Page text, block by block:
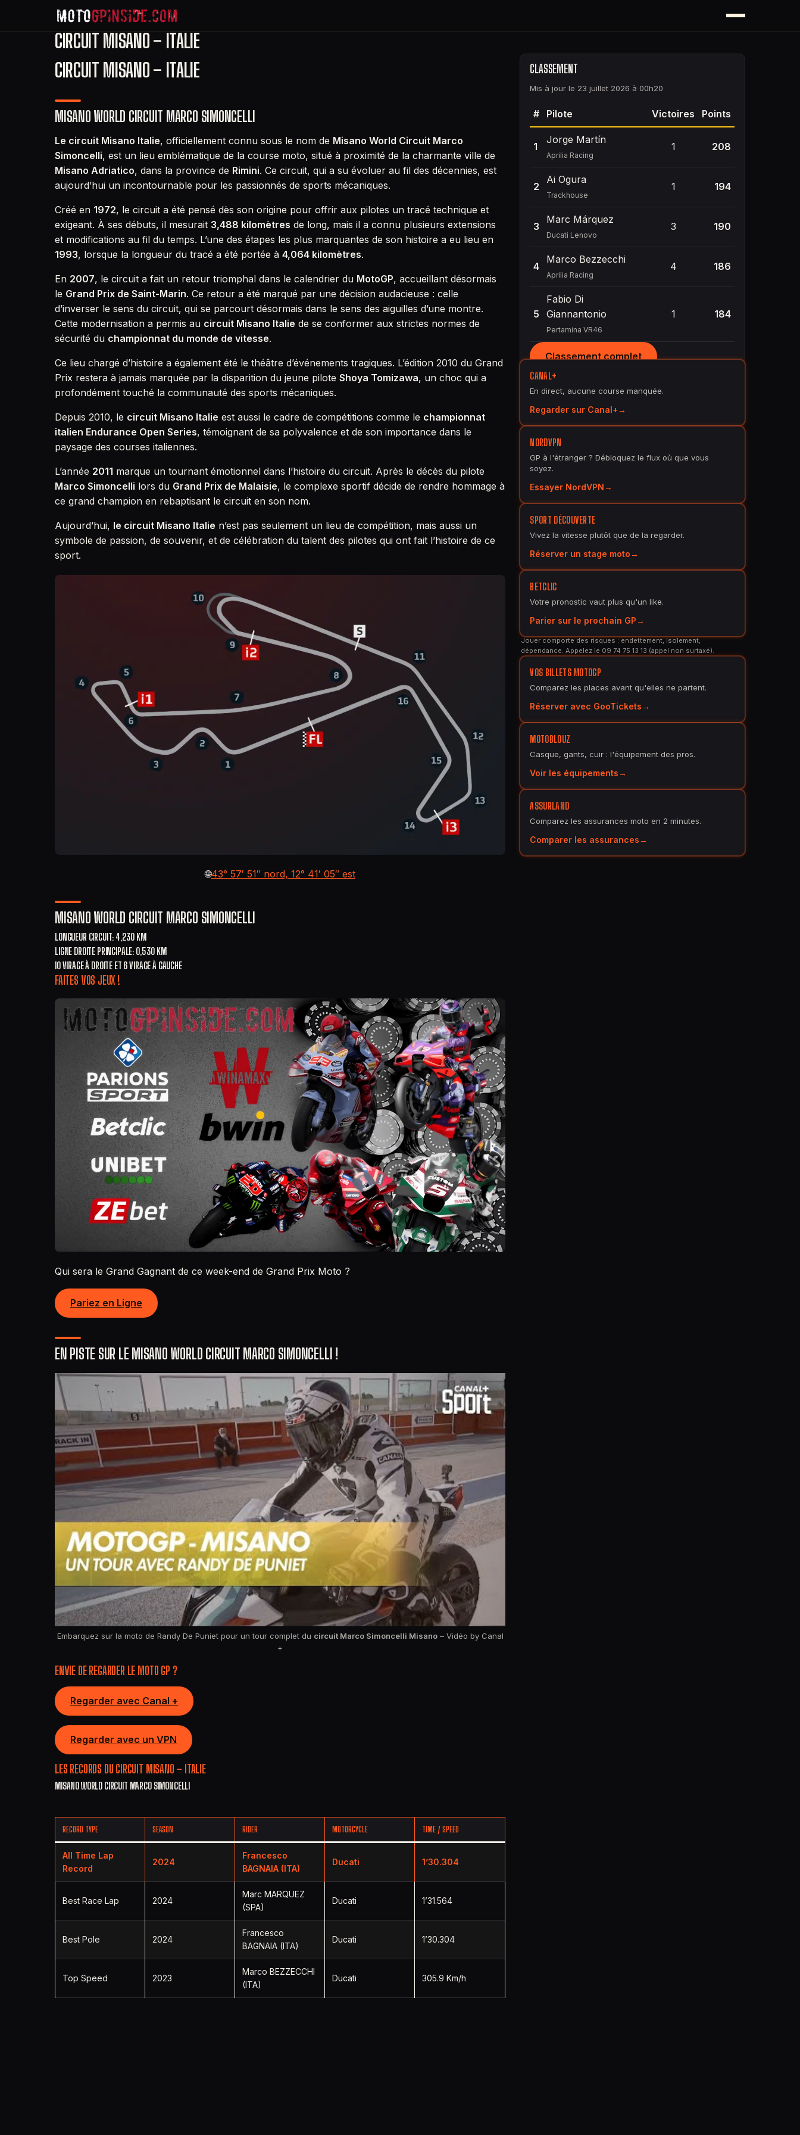
CIRCUIT MISANO – ITALIE
CIRCUIT MISANO – ITALIE
MISANO WORLD CIRCUIT MARCO SIMONCELLI
Le circuit Misano Italie, officiellement connu sous le nom de Misano World Circuit Marco
Simoncelli, est un lieu emblématique de la course moto, situé à proximité de la charmante ville de
Misano Adriatico, dans la province de Rimini. Ce circuit, qui a su évoluer au fil des décennies, est
aujourd’hui un incontournable pour les passionnés de sports mécaniques.
Créé en 1972, le circuit a été pensé dès son origine pour offrir aux pilotes un tracé technique et
exigeant. À ses débuts, il mesurait 3,488 kilomètres de long, mais il a connu plusieurs extensions
et modifications au fil du temps. L’une des étapes les plus marquantes de son histoire a eu lieu en
1993, lorsque la longueur du tracé a été portée à 4,064 kilomètres.
En 2007, le circuit a fait un retour triomphal dans le calendrier du MotoGP, accueillant désormais
le Grand Prix de Saint-Marin. Ce retour a été marqué par une décision audacieuse : celle
d’inverser le sens du circuit, qui se parcourt désormais dans le sens des aiguilles d’une montre.
Cette modernisation a permis au circuit Misano Italie de se conformer aux strictes normes de
sécurité du championnat du monde de vitesse.
Ce lieu chargé d’histoire a également été le théâtre d’événements tragiques. L’édition 2010 du Grand
Prix restera à jamais marquée par la disparition du jeune pilote Shoya Tomizawa, un choc qui a
profondément touché la communauté des sports mécaniques.
Depuis 2010, le circuit Misano Italie est aussi le cadre de compétitions comme le championnat
italien Endurance Open Series, témoignant de sa polyvalence et de son importance dans le
paysage des courses italiennes.
L’année 2011 marque un tournant émotionnel dans l’histoire du circuit. Après le décès du pilote
Marco Simoncelli lors du Grand Prix de Malaisie, le complexe sportif décide de rendre hommage à
ce grand champion en rebaptisant le circuit en son nom.
Aujourd’hui, le circuit Misano Italie n’est pas seulement un lieu de compétition, mais aussi un
symbole de passion, de souvenir, et de célébration du talent des pilotes qui ont fait l’histoire de ce
sport.
🌐43° 57′ 51″ nord, 12° 41′ 05″ est
MISANO WORLD CIRCUIT MARCO SIMONCELLI
LONGUEUR CIRCUIT: 4,230 KM
LIGNE DROITE PRINCIPALE: 0,530 KM
10 VIRAGE À DROITE ET 6 VIRAGE À GAUCHE
FAITES VOS JEUX !
Qui sera le Grand Gagnant de ce week-end de Grand Prix Moto ?
Pariez en Ligne
EN PISTE SUR LE MISANO WORLD CIRCUIT MARCO SIMONCELLI !
Embarquez sur la moto de Randy De Puniet pour un tour complet du circuit Marco Simoncelli Misano– Vidéo by Canal
+
ENVIE DE REGARDER LE MOTO GP ?
Regarder avec Canal +
Regarder avec un VPN
LES RECORDS DU CIRCUIT MISANO – ITALIE
MISANO WORLD CIRCUIT MARCO SIMONCELLI
RECORD TYPE SEASON RIDER MOTORCYCLE TIME / SPEED
All Time Lap
Record
2024
Francesco
BAGNAIA (ITA)
Ducati 1’30.304
Best Race Lap 2024
Marc MARQUEZ
(SPA)
Ducati 1’31.564
Best Pole 2024
Francesco
BAGNAIA (ITA)
Ducati 1’30.304
Top Speed 2023
Marco BEZZECCHI
(ITA)
Ducati 305.9 Km/h
CLASSEMENT
Mis à jour le 23 juillet 2026 à 00h20
# Pilote Victoires Points
1
Jorge Martín
Aprilia Racing
1 208
2
Ai Ogura
Trackhouse
1 194
3
Marc Márquez
Ducati Lenovo
3 190
4
Marco Bezzecchi
Aprilia Racing
4 186
5
Fabio Di
Giannantonio
Pertamina VR46
1 184
Classement complet
CANAL+
En direct, aucune course manquée.
Regarder sur Canal+
NORDVPN
GP à l'étranger ? Débloquez le flux où que vous
soyez.
Essayer NordVPN
SPORT DÉCOUVERTE
Vivez la vitesse plutôt que de la regarder.
Réserver un stage moto
BETCLIC
Votre pronostic vaut plus qu'un like.
Parier sur le prochain GP
Jouer comporte des risques : endettement, isolement,
dépendance. Appelez le 09 74 75 13 13 (appel non surtaxé).
VOS BILLETS MOTOGP
Comparez les places avant qu'elles ne partent.
Réserver avec GooTickets
MOTOBLOUZ
Casque, gants, cuir : l'équipement des pros.
Voir les équipements
ASSURLAND
Comparez les assurances moto en 2 minutes.
Comparer les assurances